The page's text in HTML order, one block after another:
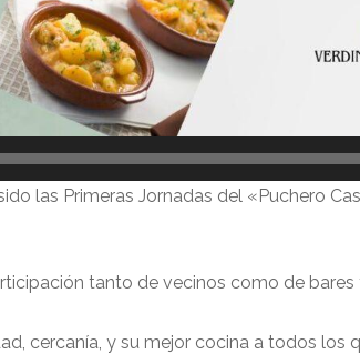
las Primeras Jornadas del «Puchero
tanto de vecinos como de bares
cercanía, y su mejor cocina a todos los